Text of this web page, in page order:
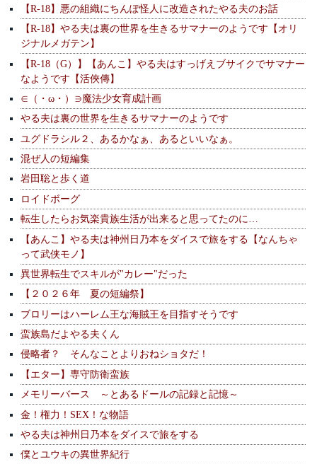
【R-18】悪の組織にちんぽ怪人に改造されたやる夫のお話
【R-18】やる夫は裏の世界を生きるサマナーのようです【オリ
ジナルメガテン】
【R-18（G）】【あんこ】やる夫はすっげえブサイクでサマナー
なようです【活俠傳】
∈（・ω・）∋魔法少女育成計画
やる夫は裏の世界を生きるサマナーのようです
ユグドラシル２、あるかなぁ、あるといいなぁ。
混ぜ人の短編集
岩田聡と歩く道
ロイドボーグ
転生したらお気楽貴族生活が出来ると思ってたのに…
【あんこ】やる夫は神州日乃本をダイスで旅をする【なんちゃ
って武侠モノ】
異世界転生でスキルが"カレー"だった
【２０２６年 夏の短編祭】
ブロリーはハーレム王な海賊王を目指すそうです
蛮族島だよやる夫くん
侵略者？ そんなことよりおねショタだ！
【エター】専守防衛蛮族
メモリーバース ～とあるドールの記録と記憶～
金！権力！SEX！な物語
やる夫は神州日乃本をダイスで旅をする
僕とユウキの異世界紀行